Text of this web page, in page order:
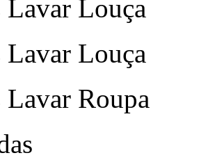
Lavar Louça
Lavar Louça
Roupa